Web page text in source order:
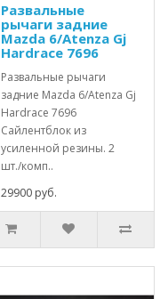
Развальные
рычаги задние
Mazda 6/Atenza Gj
Hardrace 7696
Развальные рычаги
задние Mazda 6/Atenza Gj
Hardrace 7696
Сайлентблок из
усиленной резины. 2
шт./комп..
29900 руб.